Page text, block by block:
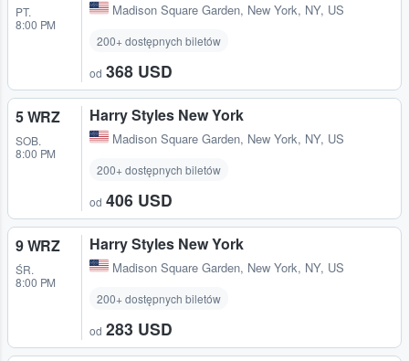
PT.
8:00 PM
Madison Square Garden, New York, NY, US
200+ dostępnych biletów
od 368 USD
5 WRZ
SOB.
8:00 PM
Harry Styles New York
Madison Square Garden, New York, NY, US
200+ dostępnych biletów
od 406 USD
9 WRZ
ŚR.
8:00 PM
Harry Styles New York
Madison Square Garden, New York, NY, US
200+ dostępnych biletów
od 283 USD